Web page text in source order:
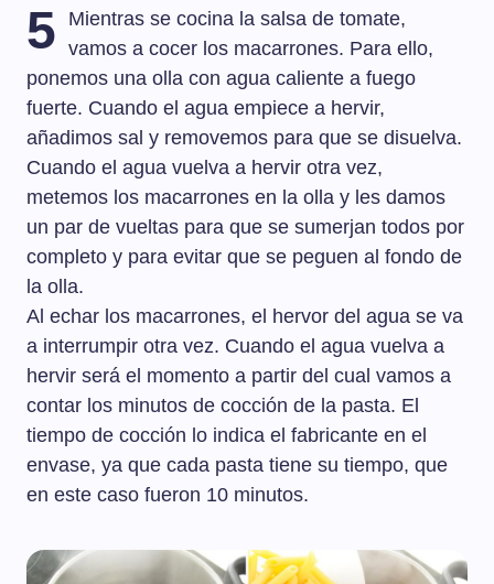
5
Mientras se cocina la salsa de tomate,
vamos a cocer los macarrones. Para ello,
ponemos una olla con agua caliente a fuego
fuerte. Cuando el agua empiece a hervir,
añadimos sal y removemos para que se disuelva.
Cuando el agua vuelva a hervir otra vez,
metemos los macarrones en la olla y les damos
un par de vueltas para que se sumerjan todos por
completo y para evitar que se peguen al fondo de
la olla.
Al echar los macarrones, el hervor del agua se va
a interrumpir otra vez. Cuando el agua vuelva a
hervir será el momento a partir del cual vamos a
contar los minutos de cocción de la pasta. El
tiempo de cocción lo indica el fabricante en el
envase, ya que cada pasta tiene su tiempo, que
en este caso fueron 10 minutos.